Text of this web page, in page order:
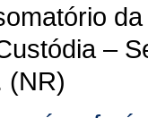
–
(NR)